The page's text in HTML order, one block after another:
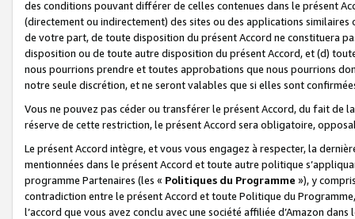
des conditions pouvant différer de celles contenues dans le présent
(directement ou indirectement) des sites ou des applications
de votre part, de toute disposition du présent Accord ne constituera
disposition ou de toute autre disposition du présent Accord, et (d)
nous pourrions prendre et toutes approbations que nous pourrions
notre seule discrétion, et ne seront valables que si elles sont
Vous ne pouvez pas céder ou transférer le présent Accord, du fait de
réserve de cette restriction, le présent Accord sera obligatoire,
Le présent Accord intègre, et vous vous engagez à respecter, la
mentionnées dans le présent Accord et toute autre politique
programme Partenaires (les « Politiques du Programme »), y
contradiction entre le présent Accord et toute Politique du
l’accord que vous avez conclu avec une société affiliée d’Amazon